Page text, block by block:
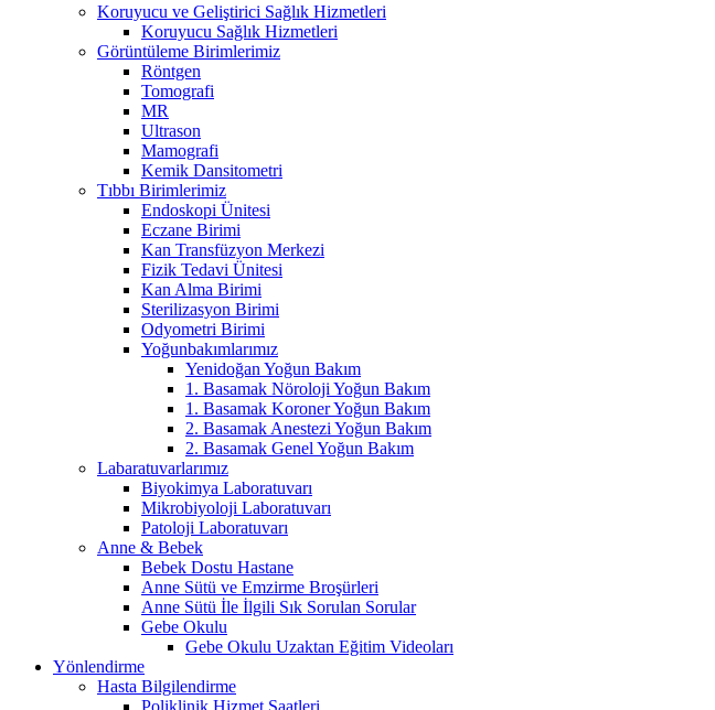
Koruyucu ve Geliştirici Sağlık Hizmetleri
Koruyucu Sağlık Hizmetleri
Görüntüleme Birimlerimiz
Röntgen
Tomografi
MR
Ultrason
Mamografi
Kemik Dansitometri
Tıbbı Birimlerimiz
Endoskopi Ünitesi
Eczane Birimi
Kan Transfüzyon Merkezi
Fizik Tedavi Ünitesi
Kan Alma Birimi
Sterilizasyon Birimi
Odyometri Birimi
Yoğunbakımlarımız
Yenidoğan Yoğun Bakım
1. Basamak Nöroloji Yoğun Bakım
1. Basamak Koroner Yoğun Bakım
2. Basamak Anestezi Yoğun Bakım
2. Basamak Genel Yoğun Bakım
Labaratuvarlarımız
Biyokimya Laboratuvarı
Mikrobiyoloji Laboratuvarı
Patoloji Laboratuvarı
Anne & Bebek
Bebek Dostu Hastane
Anne Sütü ve Emzirme Broşürleri
Anne Sütü İle İlgili Sık Sorulan Sorular
Gebe Okulu
Gebe Okulu Uzaktan Eğitim Videoları
Yönlendirme
Hasta Bilgilendirme
Poliklinik Hizmet Saatleri